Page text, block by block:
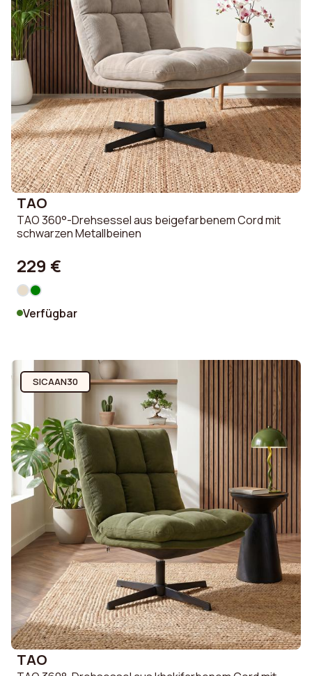
TAO
TAO 360°-Drehsessel aus beigefarbenem Cord mit
schwarzen Metallbeinen
229 €
Verfügbar
SICAAN30
TAO